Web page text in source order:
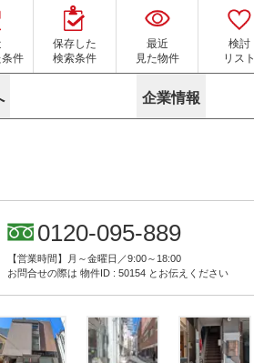
件
保存した
検索条件
最近
見た物件
検討
リスト
す
路線から探す
こだわりから探す
地図から探す
名古屋のクリニックを探す
灯の廃止に備えてLED化へ
企業情報
ー・フォーラム
0120-095-889
【営業時間】月～金曜日／9:00～18:00
お問合せの際は 物件ID : 50154 とお伝えください